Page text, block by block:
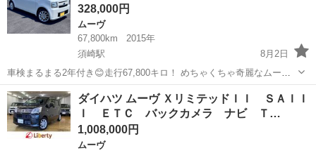
328,000円
ムーヴ
67,800km
2015年
須崎駅
8月2日
車検まるまる2年付き😊走行67,800キロ！ めちゃくちゃ奇麗なムーヴ
コンテの出品です😀 この内容でこの価格！ 他にない特別出品です👍
お値段以上～♪の車なので是非見に来てね😊 元車屋が独自の仕入で提
供するお値...
高知 須崎市 須崎駅 ムーヴ 車両
ダイハツ ムーヴ ＸリミテッドＩＩ ＳＡＩＩ
Ｉ ＥＴＣ バックカメラ ナビ Ｔ…
1,008,000円
ムーヴ